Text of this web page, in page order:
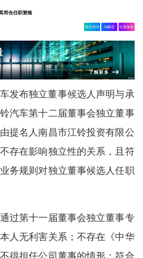
符合任职资格
相关舆情 AI解读 生成海报
发布独立董事候选人声明与承
汽车第十二届董事会独立董事
提名人南昌市江铃投资有限公
存在影响独立性的关系，且符
务规则对独立董事候选人任职
过第十一届董事会独立董事专
人无利害关系；不存在《中华